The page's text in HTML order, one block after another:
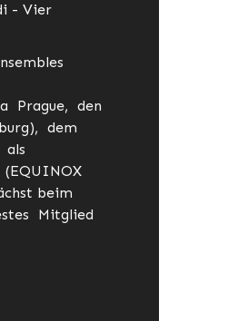
- Vier
Prague, den
dem
als
beim
Mitglied